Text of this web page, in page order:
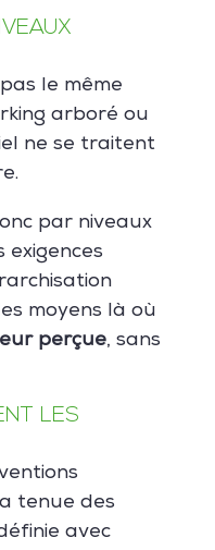
le même
arboré ou
ne se traitent
par niveaux
exigences
moyens là où
perçue, sans
LES
tenue des
avec